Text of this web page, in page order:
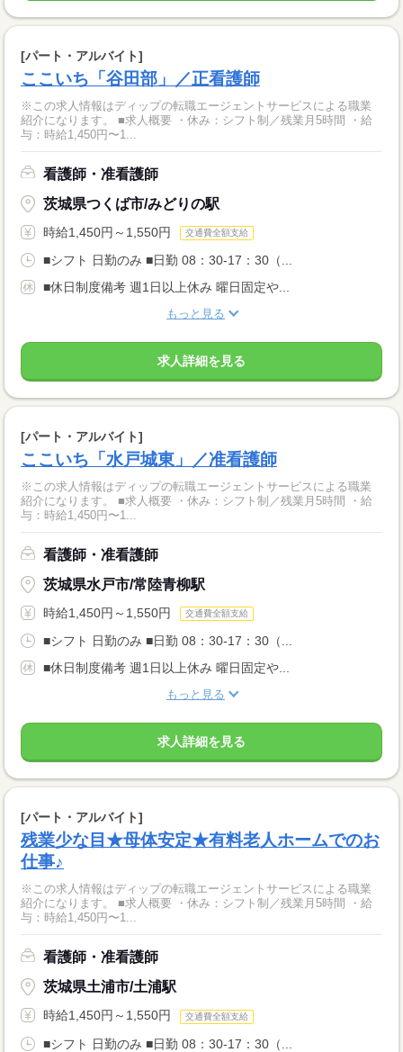
[パート・アルバイト]
ここいち「谷田部」／正看護師
※この求人情報はディップの転職エージェントサービスによる職業
紹介になります。 ■求人概要 ・休み：シフト制／残業月5時間 ・給
与：時給1,450円〜1...
看護師・准看護師
茨城県つくば市/みどりの駅
時給1,450円～1,550円 交通費全額支給
■シフト 日勤のみ ■日勤 08：30-17：30（...
■休日制度備考 週1日以上休み 曜日固定や...
もっと見る
求人詳細を見る
[パート・アルバイト]
ここいち「水戸城東」／准看護師
※この求人情報はディップの転職エージェントサービスによる職業
紹介になります。 ■求人概要 ・休み：シフト制／残業月5時間 ・給
与：時給1,450円〜1...
看護師・准看護師
茨城県水戸市/常陸青柳駅
時給1,450円～1,550円 交通費全額支給
■シフト 日勤のみ ■日勤 08：30-17：30（...
■休日制度備考 週1日以上休み 曜日固定や...
もっと見る
求人詳細を見る
[パート・アルバイト]
残業少な目★母体安定★有料老人ホームでのお
仕事♪
※この求人情報はディップの転職エージェントサービスによる職業
紹介になります。 ■求人概要 ・休み：シフト制／残業月5時間 ・給
与：時給1,450円〜1...
看護師・准看護師
茨城県土浦市/土浦駅
時給1,450円～1,550円 交通費全額支給
■シフト 日勤のみ ■日勤 08：30-17：30（...